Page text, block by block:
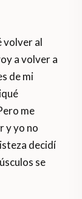
volver al
a volver a
de mi
me
y yo no
decidí
se